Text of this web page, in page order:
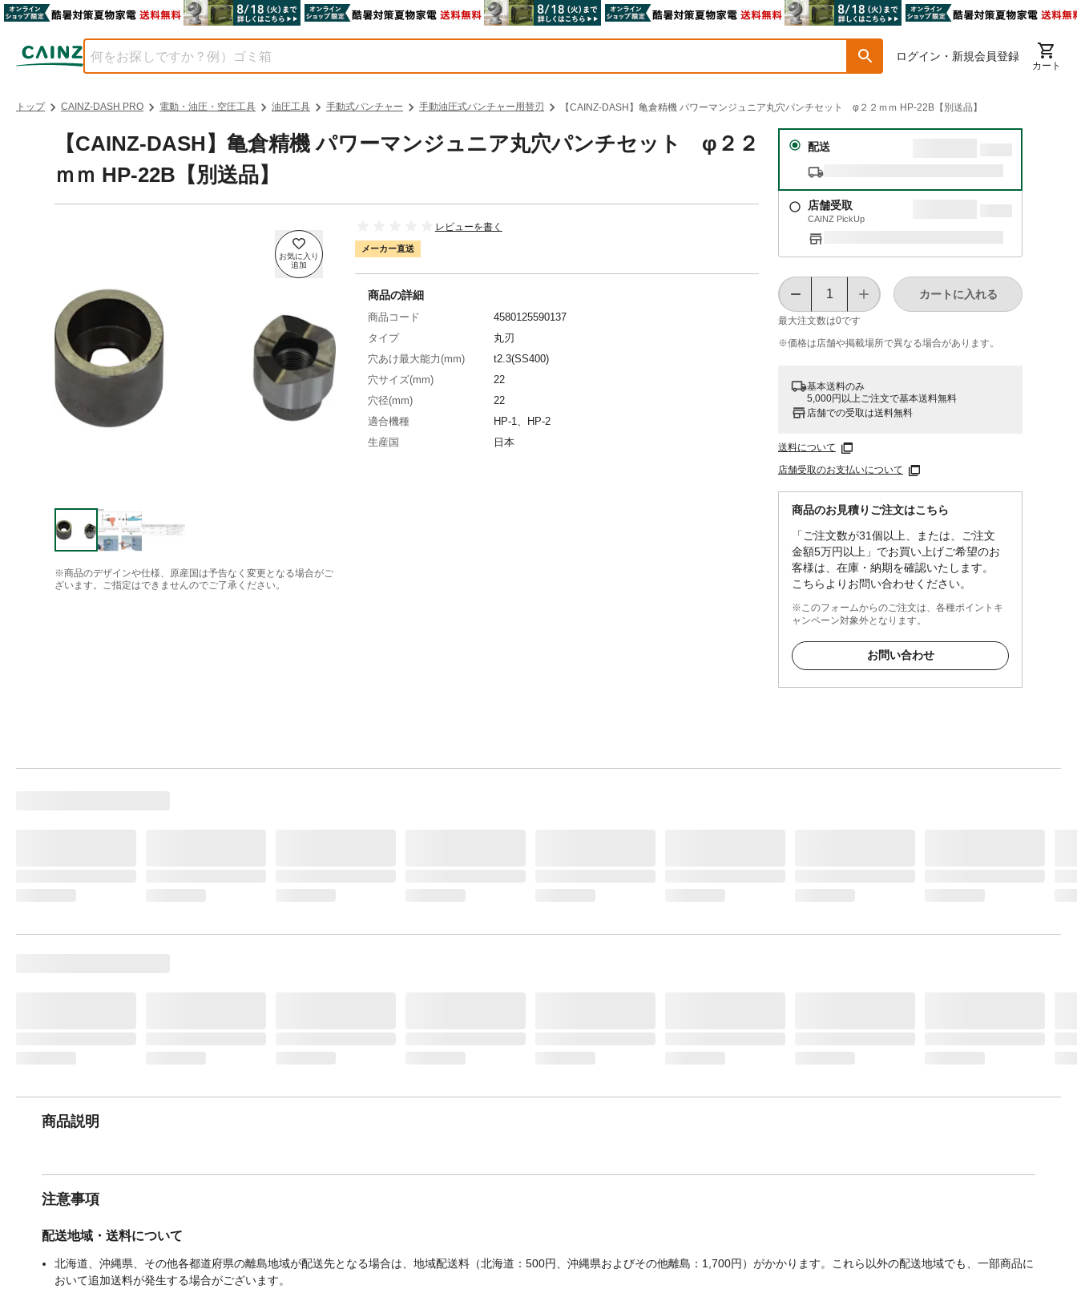
ログイン・新規会員登録
カート
トップ CAINZ-DASH PRO 電動・油圧・空圧工具 油圧工具 手動式パンチャー 手動油圧式パンチャー用替刃 【CAINZ-DASH】亀倉精機 パワーマンジュニア丸穴パンチセット φ２２ｍｍ HP-22B【別送品】
【CAINZ-DASH】亀倉精機 パワーマンジュニア丸穴パンチセット φ２２
ｍｍ HP-22B【別送品】
※商品のデザインや仕様、原産国は予告なく変更となる場合がご
ざいます。ご指定はできませんのでご了承ください。
レビューを書く
メーカー直送
配送
店舗受取
CAINZ PickUp
最大注文数は0です
カートに入れる
※価格は​店舗や​掲載場所で​異なる​場合が​あります。
基本送料のみ
5,000円以上ご注文で基本送料無料
店舗での受取は送料無料
送料について
店舗受取のお支払いについて
商品のお見積りご注文はこちら
「ご注文数が31個以上、または、ご注文
金額5万円以上」でお買い上げご希望のお
客様は、在庫・納期を確認いたします。
こちらよりお問い合わせください。
※このフォームからのご注文は、各種ポイントキ
ャンペーン対象外となります。
お問い合わせ
商品の詳細
商品コード
4580125590137
タイプ
丸刃
穴あけ最大能力(mm)
t2.3(SS400)
穴サイズ(mm)
22
穴径(mm)
22
適合機種
HP-1、HP-2
生産国
日本
商品説明
注意事項
配送地域・送料について
北海道、沖縄県、その他各都道府県の離島地域が配送先となる場合は、地域配送料（北海道：500円、沖縄県およびその他離島：1,700円）がかかります。これら以外の配送地域でも、一部商品に
おいて追加送料が発生する場合がございます。